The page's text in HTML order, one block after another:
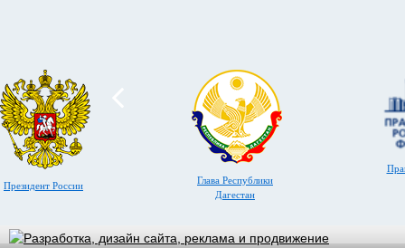
Президент России
Глава Республики
Дагестан